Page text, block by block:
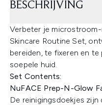
BESCHRIJVING
Verbeter je
Skincare Routine Set,
bereiden, te fixeren en
soepele huid.
Set Contents:
NuFACE Prep-N-Glow
De reinigingsdoekjes zijn